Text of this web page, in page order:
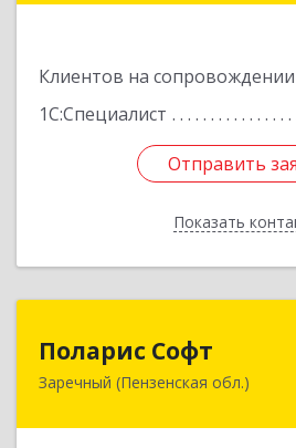
Клиентов на сопровождении
1С:Специалист
Отправить
Показать
Отправить
Назад
Поларис Софт
Заречный (Пензенская обл.)
442960,